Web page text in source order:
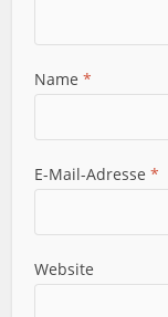
Name*
E-Mail-Adresse*
Website